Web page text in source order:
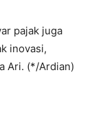
pajak juga
inovasi,
Ari. (*/Ardian)